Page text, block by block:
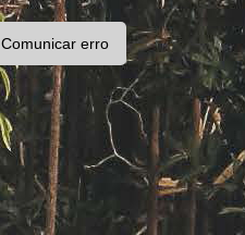
Comunicar erro